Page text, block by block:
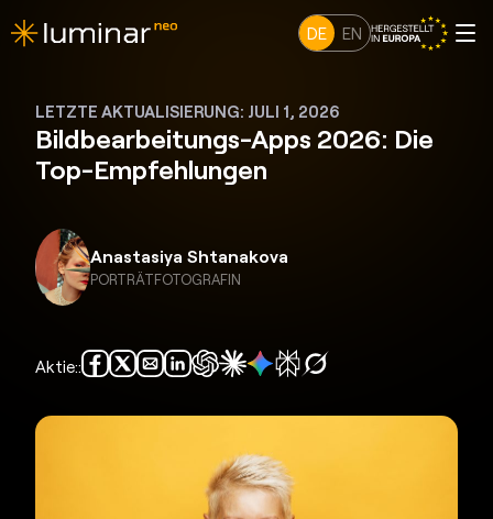
DE EN
LETZTE AKTUALISIERUNG: JULI 1, 2026
Bildbearbeitungs-Apps 2026: Die
Top-Empfehlungen
Anastasiya Shtanakova
PORTRÄTFOTOGRAFIN
Aktie::